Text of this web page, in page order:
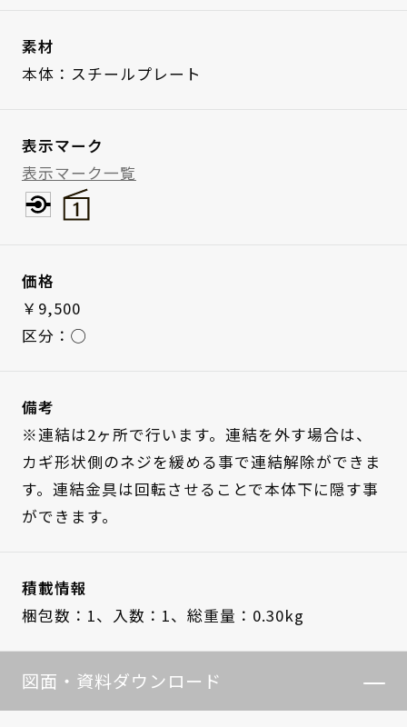
素材
本体：スチールプレート
表示マーク
表示マーク一覧
価格
￥9,500
区分：◯
備考
※連結は2ヶ所で行います。連結を外す場合は、
カギ形状側のネジを緩める事で連結解除ができま
す。連結金具は回転させることで本体下に隠す事
ができます。
積載情報
梱包数：1、 入数：1、 総重量：0.30kg
図面・資料ダウンロード